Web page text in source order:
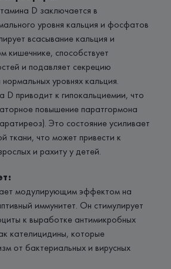
D заключается в
уровня кальция и фосфатов
всасывание кальция и
кишечнике, способствует
и подавляет секрецию
уровнях кальция.
D приводит к гипокальциемии, что
повышение паратгормона
Это состояние усиливает
ткани, что может привести к
и рахиту у детей.
модулирующим эффектом на
иммунитет. Он стимулирует
к выработке антимикробных
кателицидины, которые
от бактериальных и вирусных